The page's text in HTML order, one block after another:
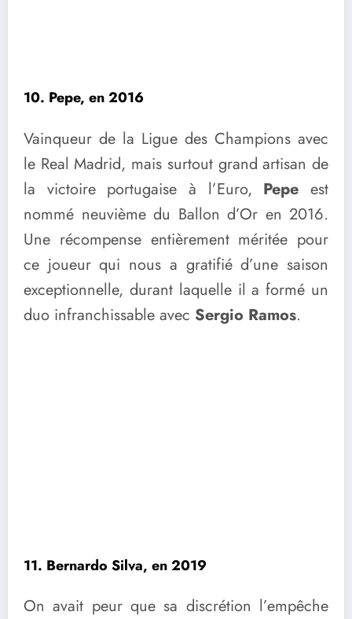
10. Pepe, en 2016
Vainqueur de la Ligue des Champions avec
le Real Madrid, mais surtout grand artisan de
la victoire portugaise à l’Euro, Pepeest
nommé neuvième du Ballon d’Or en 2016.
Une récompense entièrement méritée pour
ce joueur qui nous a gratifié d’une saison
exceptionnelle, durant laquelle il a formé un
duo infranchissable avec Sergio Ramos.
11. Bernardo Silva, en 2019
On avait peur que sa discrétion l’empêche